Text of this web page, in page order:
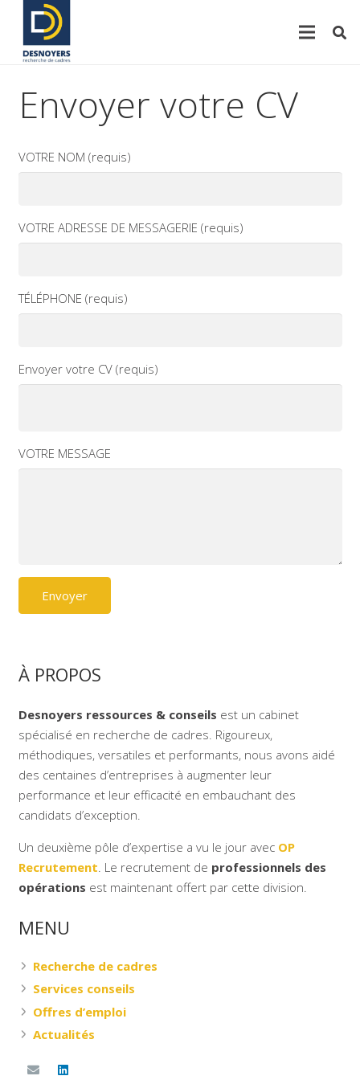
Envoyer votre CV
VOTRE NOM (requis)
VOTRE ADRESSE DE MESSAGERIE (requis)
TÉLÉPHONE (requis)
Envoyer votre CV (requis)
VOTRE MESSAGE
À PROPOS
Desnoyers ressources & conseils est un cabinet
spécialisé en recherche de cadres. Rigoureux,
méthodiques, versatiles et performants, nous avons aidé
des centaines d’entreprises à augmenter leur
performance et leur efficacité en embauchant des
candidats d’exception.
Un deuxième pôle d’expertise a vu le jour avec OP
Recrutement . Le recrutement de professionnels des
opérations est maintenant offert par cette division.
MENU
Recherche de cadres
Services conseils
Offres d’emploi
Actualités